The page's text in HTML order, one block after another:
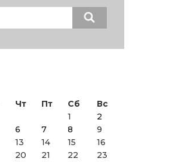
Чт Пт Сб
Вс
1
2
6 7 8
9
13 14 15
16
20 21 22
23